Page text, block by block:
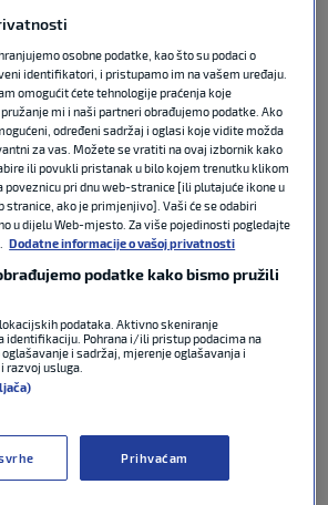
slovenskog izbornika Matjaža
od glavnih tema razgovora bio
povratak na klupu HNK Rijeka, s
intenzivno povezuju hrvatski
tog razdoblja,
razmišljao o tome da
karijere okonča i svoju
No, u međuvremenu je Matjaž
s hrvatskim medijima ponovno
teško odolio novom pozivu u
su ga dana vrlo intenzivno
Rijeka, koju je iznimno
2013. i 2018. godine.
osobne podatke, kao što su podaci o
identifikatori, i pristupamo im na vašem uređaju.
omogućit ćete tehnologije praćenja koje
mi i naši partneri obrađujemo podatke. Ako
određeni sadržaj i oglasi koje vidite možda
za vas. Možete se vratiti na ovaj izbornik kako
ili povukli pristanak u bilo kojem trenutku klikom
poveznicu pri dnu web-stranice [ili plutajuće ikone u
stranice, ako je primjenjivo]. Vaši će se odabiri
u dijelu Web-mjesto. Za više pojedinosti pogledajte
Dodatne informacije o vašoj privatnosti
podatke kako bismo pružili
podataka. Aktivno skeniranje
identifikaciju. Pohrana i/ili pristup podacima na
i sadržaj, mjerenje oglašavanja i
razvoj usluga.
Prihvaćam